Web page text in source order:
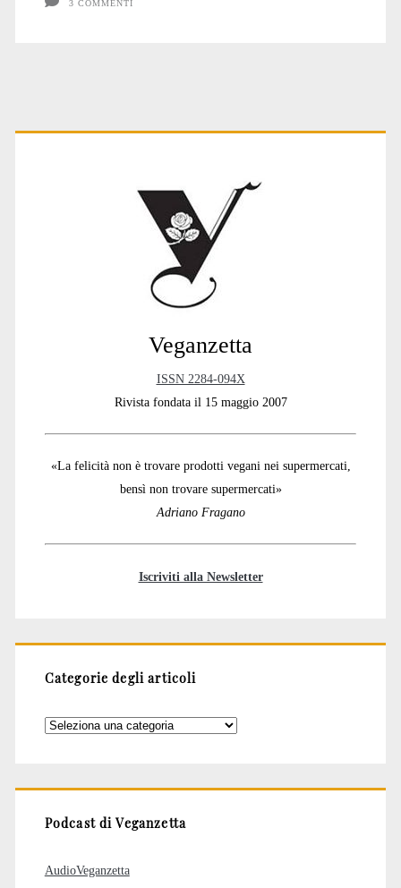
3 COMMENTI
Primary
Veganzetta
ISSN 2284-094X
Rivista fondata il 15 maggio 2007
«La felicità non è trovare prodotti vegani nei supermercati,
bensì non trovare supermercati»
Adriano Fragano
Iscriviti alla Newsletter
Categorie degli articoli
Categorie
Podcast di Veganzetta
AudioVeganzetta